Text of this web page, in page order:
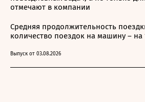
отмечают в компании
Средняя продолжительность
количество поездок на машину – на
Выпуск от 03.08.2026